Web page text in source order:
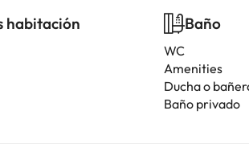
habitación Baño
WC
Amenities
Ducha o
Baño privado